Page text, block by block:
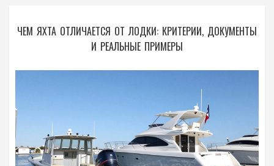
ЧЕМ ЯХТА ОТЛИЧАЕТСЯ ОТ ЛОДКИ: КРИТЕРИИ, ДОКУМЕНТЫ
И РЕАЛЬНЫЕ ПРИМЕРЫ